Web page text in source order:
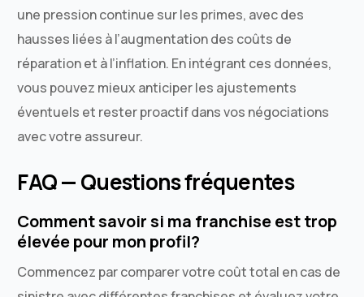
une pression continue sur les primes, avec des
hausses liées à l’augmentation des coûts de
réparation et à l’inflation. En intégrant ces données,
vous pouvez mieux anticiper les ajustements
éventuels et rester proactif dans vos négociations
avec votre assureur.
FAQ — Questions fréquentes
Comment savoir si ma franchise est trop
élevée pour mon profil?
Commencez par comparer votre coût total en cas de